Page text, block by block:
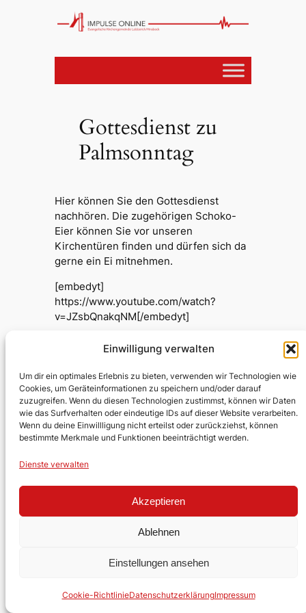
Einwilligung verwalten
Um dir ein optimales Erlebnis zu bieten, verwenden wir Technologien wie
Cookies, um Geräteinformationen zu speichern und/oder darauf
zuzugreifen. Wenn du diesen Technologien zustimmst, können wir Daten
wie das Surfverhalten oder eindeutige IDs auf dieser Website verarbeiten.
Wenn du deine Einwillligung nicht erteilst oder zurückziehst, können
bestimmte Merkmale und Funktionen beeinträchtigt werden.
Dienste verwalten
Akzeptieren
Ablehnen
Einstellungen ansehen
Cookie-RichtlinieDatenschutzerklärungImpressum
Gottesdienst zu
Palmsonntag
Hier können Sie den Gottesdienst
nachhören. Die zugehörigen Schoko-
Eier können Sie vor unseren
Kirchentüren finden und dürfen sich da
gerne ein Ei mitnehmen.
[embedyt]
https://www.youtube.com/watch?
v=JZsbQnakqNM[/embedyt]
Evangelische Kirchengemeinde
Lobberich
Über uns
Kontakt
Impressum Social